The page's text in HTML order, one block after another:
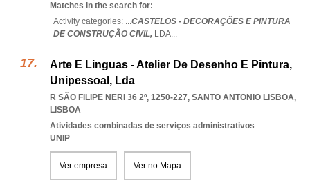
Matches in the search for:
Activity categories: ...CASTELOS - DECORAÇÕES E PINTURA
DE CONSTRUÇÃO CIVIL, LDA...
Arte E Linguas - Atelier De Desenho E Pintura,
Unipessoal, Lda
R SÃO FILIPE NERI 36 2º, 1250-227, SANTO ANTONIO LISBOA,
LISBOA
Atividades combinadas de serviços administrativos
UNIP
Ver empresa Ver no Mapa